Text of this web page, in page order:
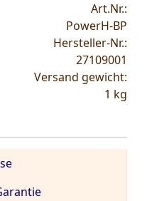
Art.Nr.:
PowerH-BP
Hersteller-Nr.:
27109001
Versand gewicht:
1 kg